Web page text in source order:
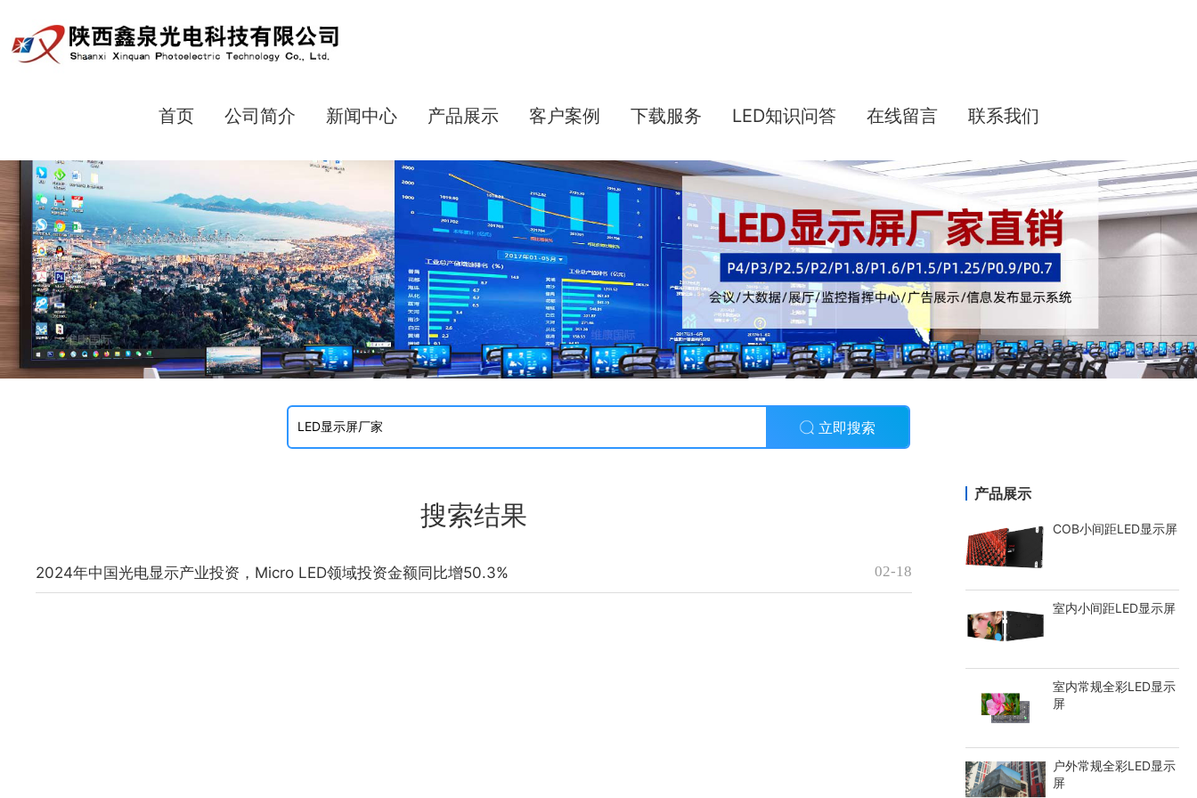
首页 公司简介 新闻中心 产品展示 客户案例 下载服务 LED知识问答 在线留言 联系我们
立即搜索
产品展示
COB小间距LED显示屏
室内小间距LED显示屏
室内常规全彩LED显示
屏
户外常规全彩LED显示
屏
搜索结果
2024年中国光电显示产业投资，Micro LED领域投资金额同比增50.3% 02-18